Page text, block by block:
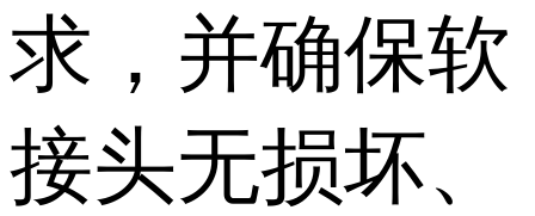
求，并确保软
接头无损坏、